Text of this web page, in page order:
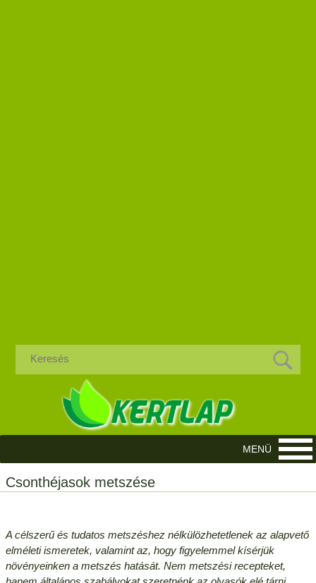
Csonthéjasok metszése
A célszerű és tudatos metszéshez nélkülözhetetlenek az alapvető
elméleti ismeretek, valamint az, hogy figyelemmel kísérjük
növényeinken a metszés hatását. Nem metszési recepteket,